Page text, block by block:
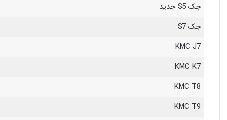
جک S5 جدید
جک S7
KMC J7
KMC K7
KMC T8
KMC T9